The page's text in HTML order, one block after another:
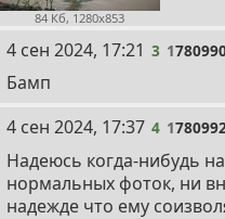
84 Кб, 1280x853
3
4 сен 2024, 17:21 3 1
Бамп
4
4 сен 2024, 17:37 4 1
Надеюсь когда-нибудь
нормальных фоток, ни
надежде что ему